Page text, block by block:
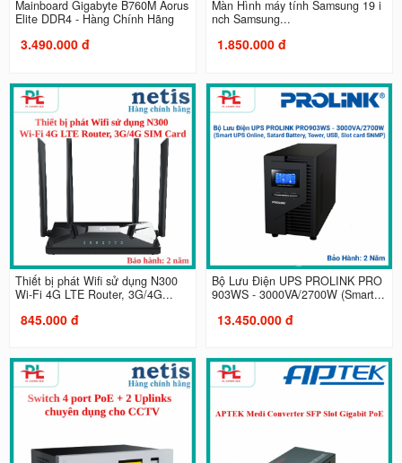
Mainboard Gigabyte B760M Aorus
Elite DDR4 - Hàng Chính Hãng
3.490.000 đ
Màn Hình máy tính Samsung 19 i
nch Samsung...
1.850.000 đ
Thiết bị phát Wifi sử dụng N300
Wi-Fi 4G LTE Router, 3G/4G...
845.000 đ
Bộ Lưu Điện UPS PROLINK PRO
903WS - 3000VA/2700W (Smart...
13.450.000 đ